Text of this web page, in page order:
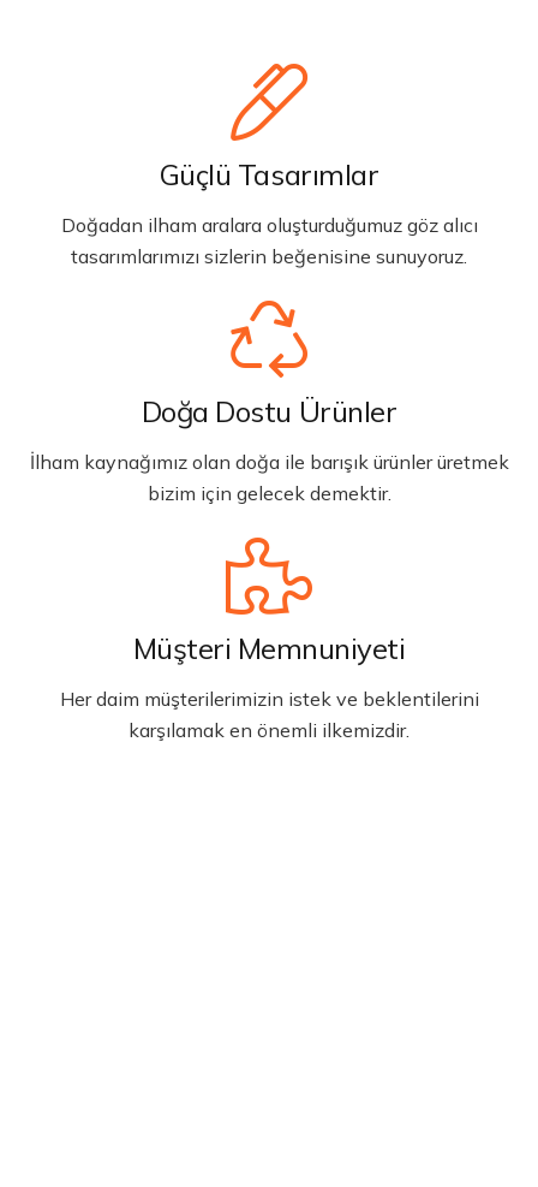
Güçlü Tasarımlar
Doğadan ilham aralara oluşturduğumuz göz alıcı
tasarımlarımızı sizlerin beğenisine sunuyoruz.
Doğa Dostu Ürünler
İlham kaynağımız olan doğa ile barışık ürünler üretmek
bizim için gelecek demektir.
Müşteri Memnuniyeti
Her daim müşterilerimizin istek ve beklentilerini
karşılamak en önemli ilkemizdir.